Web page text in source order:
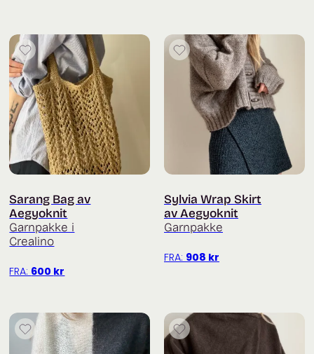
Sarang Bag av
Aegyoknit
Garnpakke i
Crealino
FRA: 600 kr
Sylvia Wrap Skirt
av Aegyoknit
Garnpakke
FRA: 908 kr